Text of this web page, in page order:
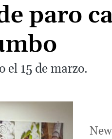
paro
el 15 de marzo.